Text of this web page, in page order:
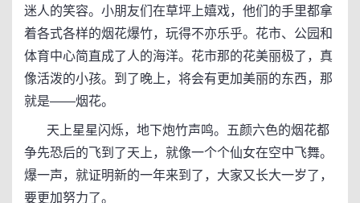
迷人的笑容。小朋友们在草坪上嬉戏，他们的手里都拿
着各式各样的烟花爆竹，玩得不亦乐乎。花市、公园和
体育中心简直成了人的海洋。花市那的花美丽极了，真
像活泼的小孩。到了晚上，将会有更加美丽的东西，那
就是——烟花。
天上星星闪烁，地下炮竹声鸣。五颜六色的烟花都
争先恐后的飞到了天上，就像一个个仙女在空中飞舞。
爆一声，就证明新的一年来到了，大家又长大一岁了，
要更加努力了。